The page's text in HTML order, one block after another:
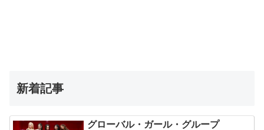
新着記事
グローバル・ガール・グループ